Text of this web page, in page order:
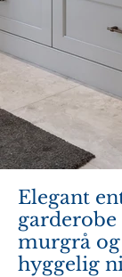
Elegant
murgrå
hyggelig